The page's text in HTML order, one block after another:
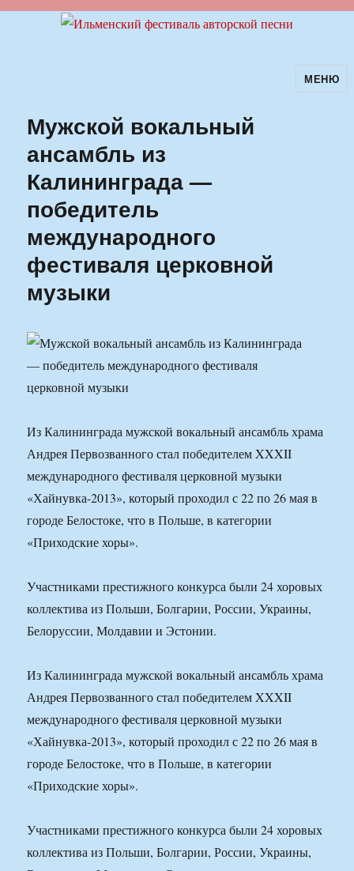
Ильменский фестиваль авторскойМЕНЮ
Мужской вокальный
ансамбль из
Калининграда —
победитель
международного
фестиваля церковной
музыки
Из Калининграда мужской вокальный ансамбль храма
Андрея Первозванного стал победителем XXXII
международного фестиваля церковной музыки
«Хайнувка-2013», который проходил с 22 по 26 мая в
городе Белостоке, что в Польше, в категории
«Приходские хоры».
Участниками престижного конкурса были 24 хоровых
коллектива из Польши, Болгарии, России, Украины,
Белоруссии, Молдавии и Эстонии.
Из Калининграда мужской вокальный ансамбль храма
Андрея Первозванного стал победителем XXXII
международного фестиваля церковной музыки
«Хайнувка-2013», который проходил с 22 по 26 мая в
городе Белостоке, что в Польше, в категории
«Приходские хоры».
Участниками престижного конкурса были 24 хоровых
коллектива из Польши, Болгарии, России, Украины,